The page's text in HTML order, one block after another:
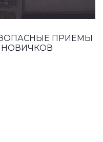
ПРИЕМЫ
НОВИЧКОВ